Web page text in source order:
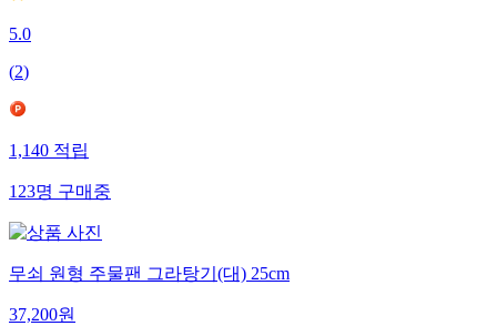
5.0
(2)
1,140 적립
123명 구매중
무쇠 원형 주물팬 그라탕기(대) 25cm
37,200원